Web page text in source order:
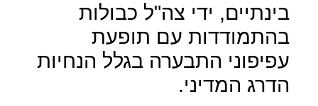
בינתיים, ידי צה"ל כבולות
בהתמודדות עם תופעת
עפיפוני התבערה בגלל הנחיות
הדרג המדיני.